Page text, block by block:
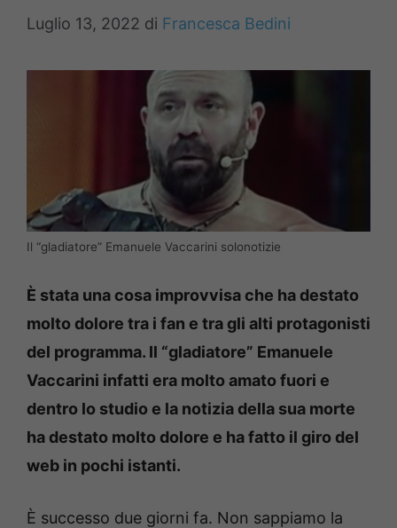
Luglio 13, 2022 di Francesca Bedini
Il “gladiatore” Emanuele Vaccarini solonotizie
È stata una cosa improvvisa che ha destato
molto dolore tra i fan e tra gli alti protagonisti
del programma. Il “gladiatore” Emanuele
Vaccarini infatti era molto amato fuori e
dentro lo studio e la notizia della sua morte
ha destato molto dolore e ha fatto il giro del
web in pochi istanti.
È successo due giorni fa. Non sappiamo la